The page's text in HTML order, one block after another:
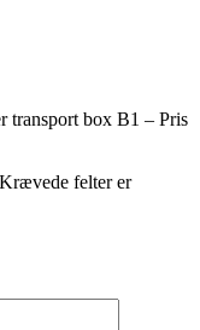
transport box B1 – Pris
Krævede felter er